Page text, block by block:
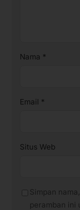
Nama *
Email *
Situs Web
Simpan
peramban ini